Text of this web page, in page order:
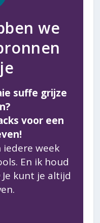
we
suffe grijze
voor een
iedere week
En ik houd
kunt je altijd